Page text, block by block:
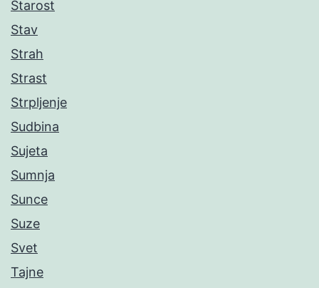
Starost
Stav
Strah
Strast
Strpljenje
Sudbina
Sujeta
Sumnja
Sunce
Suze
Svet
Tajne